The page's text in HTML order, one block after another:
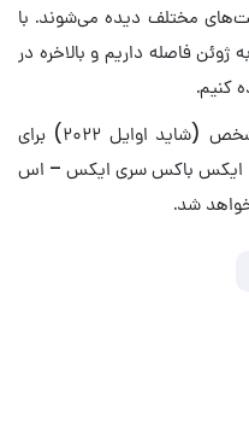
مختلف دیده می‌شوند. با
تا رسیدن به ژوئن فاصله داریم و بالاخره در
کنیم.
بازی Battlefield 6 در تاریخی نامشخص (شاید اوایل ۲۰۲۲) برای
نسل نهمی پلی استیشن 5، ایکس باکس سری ایکس – اس
شد.